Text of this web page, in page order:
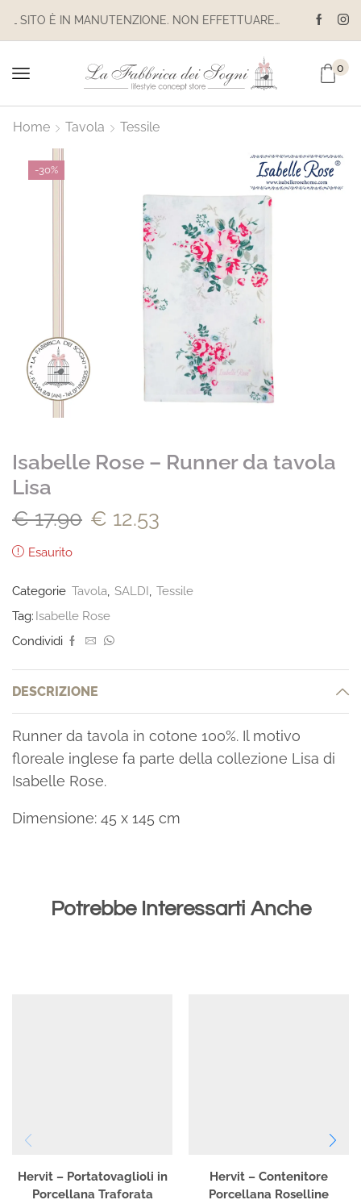
IL SITO È IN MANUTENZIONE. NON EFFETTUARE ACQUISTI. LE SPEDIZIONI SONO SOSPESE
0
Home Tavola Tessile
-30%
Isabelle Rose – Runner da tavola
Lisa
€17.90 € 12.53
Esaurito
Categorie Tavola SALDI Tessile
Tag: Isabelle Rose
Condividi
DESCRIZIONE
Runner da tavola in cotone 100%. Il motivo
floreale inglese fa parte della collezione Lisa di
Isabelle Rose.
Dimensione: 45 x 145 cm
Potrebbe Interessarti Anche
Hervit – Portatovaglioli in
Porcellana Traforata
Hervit – Contenitore
Porcellana Roselline